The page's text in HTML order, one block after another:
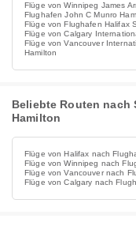
Flüge von Winnipeg James
Flughafen John C Munro
Flüge von Flughafen Halifax
Flüge von Calgary
Flüge von Vancouver
Hamilton
Beliebte Routen nach
Hamilton
Flüge von Halifax nach
Flüge von Winnipeg nach
Flüge von Vancouver nach
Flüge von Calgary nach